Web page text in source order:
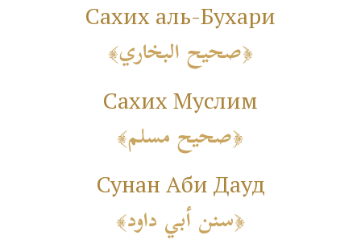
Сахих аль-Бухари
صحيح البخاري
Сахих Муслим
صحيح مسلم
Сунан Аби Дауд
سنن أبي داود